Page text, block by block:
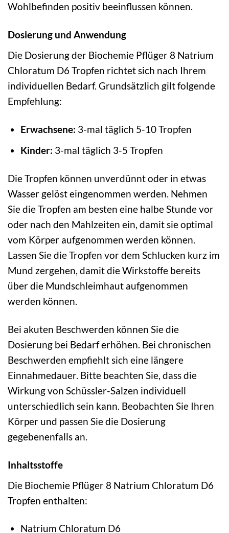
Wohlbefinden positiv beeinflussen können.
Dosierung und Anwendung
Die Dosierung der Biochemie Pflüger 8 Natrium
Chloratum D6 Tropfen richtet sich nach Ihrem
individuellen Bedarf. Grundsätzlich gilt folgende
Empfehlung:
Erwachsene: 3-mal täglich 5-10 Tropfen
Kinder: 3-mal täglich 3-5 Tropfen
Die Tropfen können unverdünnt oder in etwas
Wasser gelöst eingenommen werden. Nehmen
Sie die Tropfen am besten eine halbe Stunde vor
oder nach den Mahlzeiten ein, damit sie optimal
vom Körper aufgenommen werden können.
Lassen Sie die Tropfen vor dem Schlucken kurz im
Mund zergehen, damit die Wirkstoffe bereits
über die Mundschleimhaut aufgenommen
werden können.
Bei akuten Beschwerden können Sie die
Dosierung bei Bedarf erhöhen. Bei chronischen
Beschwerden empfiehlt sich eine längere
Einnahmedauer. Bitte beachten Sie, dass die
Wirkung von Schüssler-Salzen individuell
unterschiedlich sein kann. Beobachten Sie Ihren
Körper und passen Sie die Dosierung
gegebenenfalls an.
Inhaltsstoffe
Die Biochemie Pflüger 8 Natrium Chloratum D6
Tropfen enthalten:
Natrium Chloratum D6